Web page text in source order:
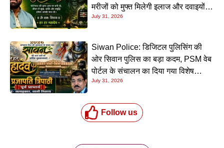
मरीजों को मुफ्त मिलेगी इलाज और दवाइयों
की सुविधा
July 31, 2026
Siwan Police: डिजिटल पुलिसिंग की
ओर सिवान पुलिस का बड़ा कदम, PSM वेब
पोर्टल के संचालन का दिया गया विशेष
प्रशिक्षण
July 31, 2026
Follow us